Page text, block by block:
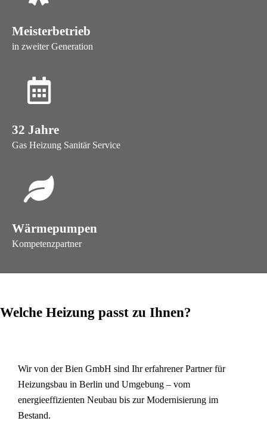
Meisterbetrieb
in zweiter Generation
32 Jahre
Gas Heizung Sanitär Service
Wärmepumpen
Kompetenzpartner
Welche Heizung passt zu Ihnen?
Wir von der Bien GmbH sind Ihr erfahrener Partner für
Heizungsbau in Berlin und Umgebung – vom
energieeffizienten Neubau bis zur Modernisierung im
Bestand.